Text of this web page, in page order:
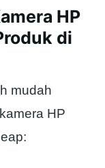
HP
di
mudah
HP